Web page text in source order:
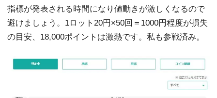
指標が発表される時間になり値動きが激しくなるので
避けましょう。1ロット20円×50回＝1000円程度が損失
の目安、18,000ポイントは激熱です。私も参戦済み。